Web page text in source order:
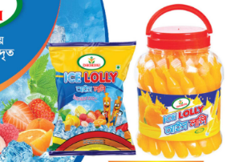
৮ ঘণ্টা আগে
“চাঁদপুরে ঝটিকা সফরে স্বাস্থ্যমন্ত্রী,
সিভিল সার্জনকে বদলির নির্দেশ”
৮ ঘণ্টা আগে
“রাষ্ট্রপতি পদ: ইসি থেকে বিএনপির দুটি
মনোনয়নপত্র সংগ্রহ”
৯ ঘণ্টা আগে